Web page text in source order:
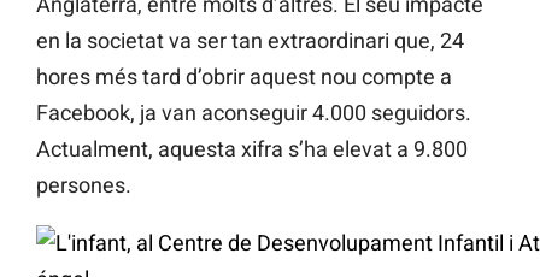
en la societat va ser tan extraordinari que, 24
hores més tard d’obrir aquest nou compte a
Facebook, ja van aconseguir 4.000 seguidors.
Actualment, aquesta xifra s’ha elevat a 9.800
persones.